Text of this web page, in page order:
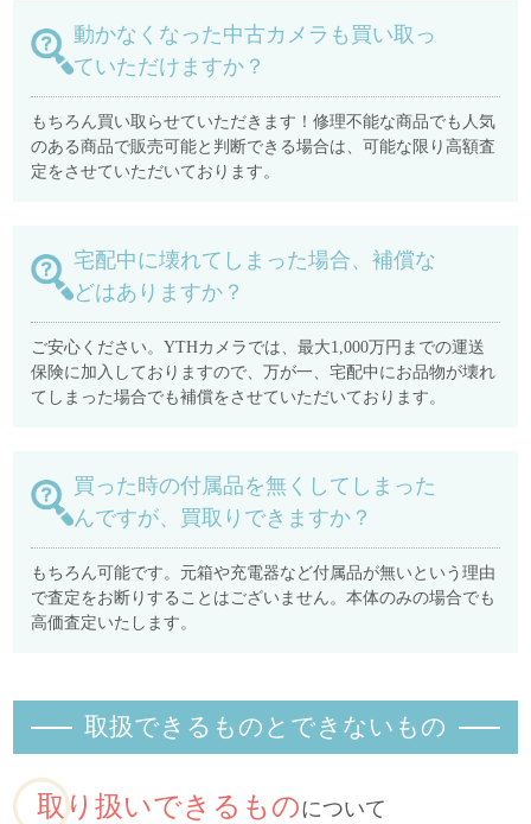
動かなくなった中古カメラも買い取っ
ていただけますか？
もちろん買い取らせていただきます！修理不能な商品でも人気
のある商品で販売可能と判断できる場合は、可能な限り高額査
定をさせていただいております。
宅配中に壊れてしまった場合、補償な
どはありますか？
ご安心ください。YTHカメラでは、最大1,000万円までの運送
保険に加入しておりますので、万が一、宅配中にお品物が壊れ
てしまった場合でも補償をさせていただいております。
買った時の付属品を無くしてしまった
んですが、買取りできますか？
もちろん可能です。元箱や充電器など付属品が無いという理由
で査定をお断りすることはございません。本体のみの場合でも
高価査定いたします。
取扱できるものとできないもの
取り扱いできるものについて